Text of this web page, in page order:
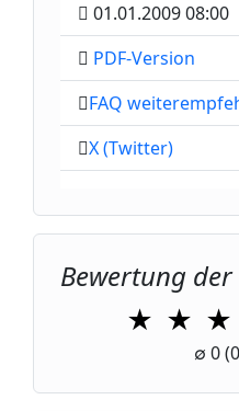
01.01.2009 08:00
PDF-Version
FAQ
X (Twitter)
Bewertung der
★
1 Star
★
2
★
∅ 0